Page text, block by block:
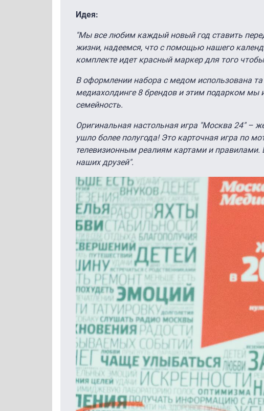
Идея:
"Мы все любим каждый новый год ставить
жизни, надеемся, что с помощью нашего
комплекте идет красный маркер для того
В оформлении набора с медом использована
медиахолдинге 8 брендов и этим подарком
семейность.
Оригинальная настольная игра "Москва 24" –
ушло более полугода! Это карточная игра по
телевизионным реалиям картами и
наших друзей".